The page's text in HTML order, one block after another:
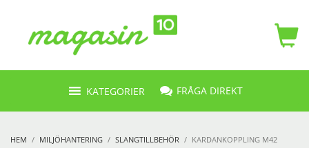
KATEGORIER FRÅGA DIREKT
HEM MILJÖHANTERING SLANGTILLBEHÖR KARDANKOPPLING M42